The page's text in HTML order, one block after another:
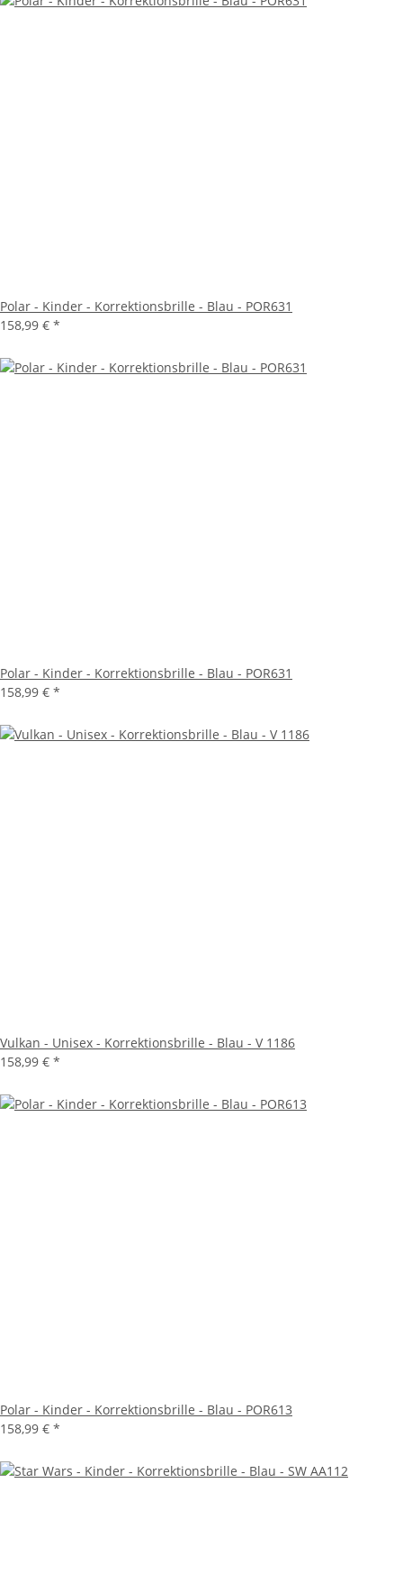
Polar - Kinder - Korrektionsbrille - Blau - POR631
158,99 € *
Polar - Kinder - Korrektionsbrille - Blau - POR631
158,99 € *
Vulkan - Unisex - Korrektionsbrille - Blau - V 1186
158,99 € *
Polar - Kinder - Korrektionsbrille - Blau - POR613
158,99 € *